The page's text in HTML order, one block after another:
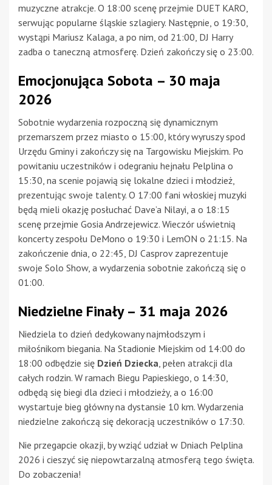
muzyczne atrakcje. O 18:00 scenę przejmie DUET KARO,
serwując popularne śląskie szlagiery. Następnie, o 19:30,
wystąpi Mariusz Kalaga, a po nim, od 21:00, DJ Harry
zadba o taneczną atmosferę. Dzień zakończy się o 23:00.
Emocjonująca Sobota – 30 maja
2026
Sobotnie wydarzenia rozpoczną się dynamicznym
przemarszem przez miasto o 15:00, który wyruszy spod
Urzędu Gminy i zakończy się na Targowisku Miejskim. Po
powitaniu uczestników i odegraniu hejnału Pelplina o
15:30, na scenie pojawią się lokalne dzieci i młodzież,
prezentując swoje talenty. O 17:00 fani włoskiej muzyki
będą mieli okazję posłuchać Dave’a Nilayi, a o 18:15
scenę przejmie Gosia Andrzejewicz. Wieczór uświetnią
koncerty zespołu DeMono o 19:30 i LemON o 21:15. Na
zakończenie dnia, o 22:45, DJ Casprov zaprezentuje
swoje Solo Show, a wydarzenia sobotnie zakończą się o
01:00.
Niedzielne Finały – 31 maja 2026
Niedziela to dzień dedykowany najmłodszym i
miłośnikom biegania. Na Stadionie Miejskim od 14:00 do
18:00 odbędzie się Dzień Dziecka , pełen atrakcji dla
całych rodzin. W ramach Biegu Papieskiego, o 14:30,
odbędą się biegi dla dzieci i młodzieży, a o 16:00
wystartuje bieg główny na dystansie 10 km. Wydarzenia
niedzielne zakończą się dekoracją uczestników o 17:30.
Nie przegapcie okazji, by wziąć udział w Dniach Pelplina
2026 i cieszyć się niepowtarzalną atmosferą tego święta.
Do zobaczenia!